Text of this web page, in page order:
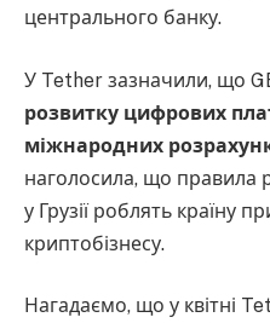
центрального банку.
У Tether зазначили, що
розвитку цифрових
міжнародних
наголосила, що правила
у Грузії роблять країну
криптобізнесу.
Нагадаємо, що у квітні